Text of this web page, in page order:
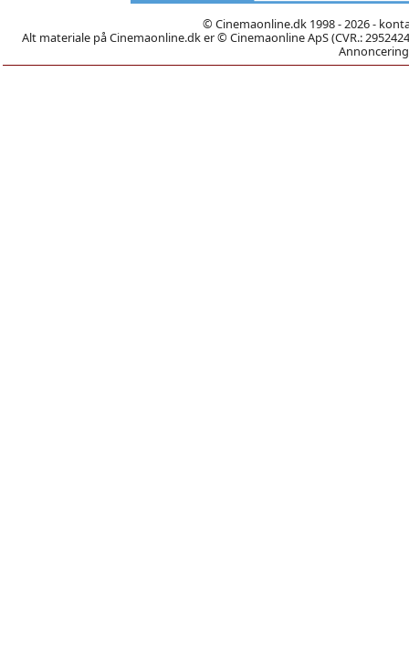
© Cinemaonline.dk 1998 - 2026 -
Alt materiale på Cinemaonline.dk er © Cinemaonline ApS (CVR.: